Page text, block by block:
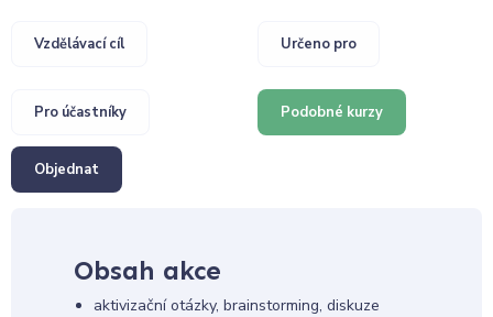
Vzdělávací cíl Určeno pro
Pro účastníky Podobné kurzy
Objednat
Obsah akce
aktivizační otázky, brainstorming, diskuze